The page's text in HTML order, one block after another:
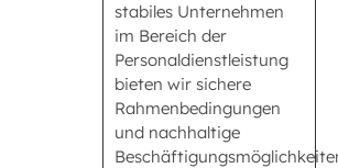
stabiles Unternehmen
im Bereich der
Personaldienstleistung
bieten wir sichere
Rahmenbedingungen
und nachhaltige